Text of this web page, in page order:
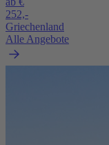
252,-
Griechenland
Alle Angebote